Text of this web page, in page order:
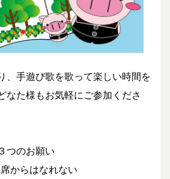
、手遊び歌を歌って楽しい時間を
なた様もお気軽にご参加くださ
つのお願い
らはなれない